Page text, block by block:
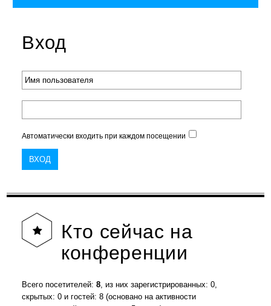
Вход
Автоматически входить при каждом посещении
Кто сейчас на
конференции
Всего посетителей:8, из них зарегистрированных: 0,
скрытых: 0 и гостей: 8 (основано на активности